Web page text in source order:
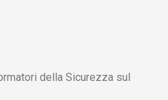
della Sicurezza sul